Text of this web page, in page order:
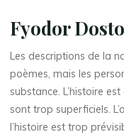
e
t
s
Fyodor
Les descriptions de la
poèmes, mais les
substance. L’histoire
sont trop superficiels.
l’histoire est trop